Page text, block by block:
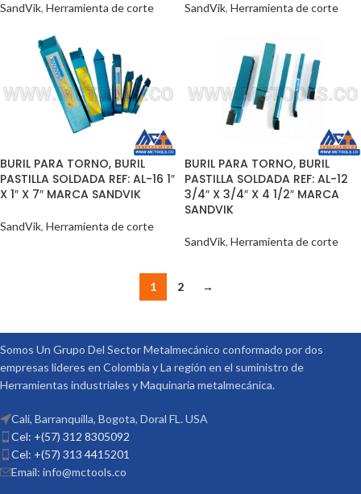
SandVik, Herramienta de corte SandVik, Herramienta de corte
BURIL PARA TORNO, BURIL
PASTILLA SOLDADA REF: AL-16 1″
X 1″ X 7″ MARCA SANDVIK
SandVik, Herramienta de corte
BURIL PARA TORNO, BURIL
PASTILLA SOLDADA REF: AL-12
3/4″ X 3/4″ X 4 1/2″ MARCA
SANDVIK
SandVik, Herramienta de corte
1 2 →
Somos Un Grupo Del Sector Metalmecánico conformado por dos
empresas lideres en Colombia y La región en el suministro de
Herramientas industriales y Maquinaria metalmecánica.
Cali, Barranquilla, Bogota, Doral FL. USA
Cel: +(57) 312 8305092
Cel: +(57) 313 4415201
Email: info@mctools.co